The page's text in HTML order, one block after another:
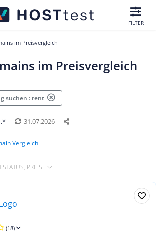
FILTER
im Preisvergleich
im Preisvergleich
suchen : rent
31.07.2026
Vergleich
STATUS, PREIS
(18)